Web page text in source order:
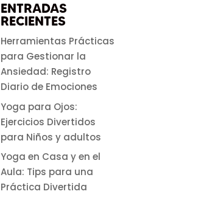
ENTRADAS
RECIENTES
Herramientas Prácticas
para Gestionar la
Ansiedad: Registro
Diario de Emociones
Yoga para Ojos:
Ejercicios Divertidos
para Niños y adultos
Yoga en Casa y en el
Aula: Tips para una
Práctica Divertida